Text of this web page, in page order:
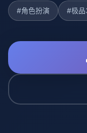
#角色扮演 #极品